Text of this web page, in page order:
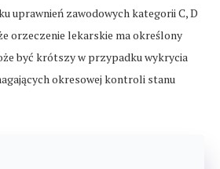
uprawnień zawodowych kategorii C, D
orzeczenie lekarskie ma określony
być krótszy w przypadku wykrycia
okresowej kontroli stanu